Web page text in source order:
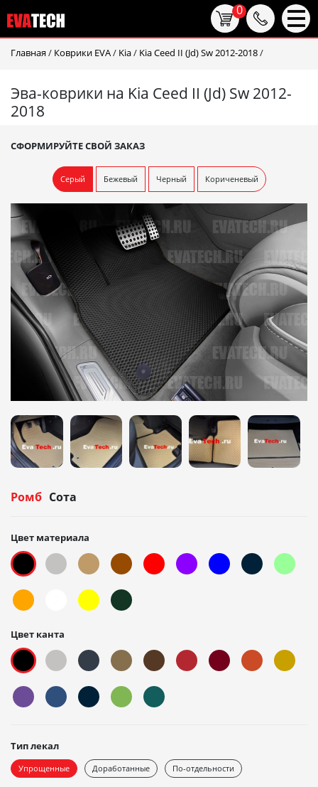
Главная / Коврики EVA/ Kia/ Kia Ceed II (Jd) Sw 2012-2018/
Эва-коврики на Kia Ceed II (Jd) Sw 2012-
2018
СФОРМИРУЙТЕ СВОЙ ЗАКАЗ
Серый Бежевый Черный Кориченевый
Ромб Сота
Цвет материала
Цвет канта
Тип лекал
Упрощенные Доработанные По-отдельности
0